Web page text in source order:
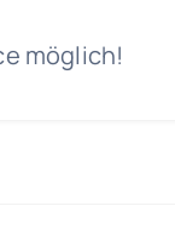
möglich!